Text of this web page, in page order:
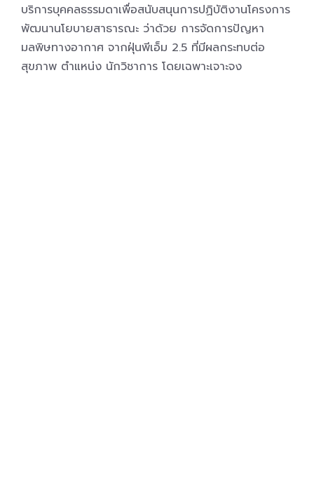
บริการบุคคลธรรมดาเพื่อสนับสนุนการปฏิบัติงานโครงการ
พัฒนานโยบายสาธารณะ ว่าด้วย การจัดการปัญหา
มลพิษทางอากาศ จากฝุ่นพีเอ็ม 2.5 ที่มีผลกระทบต่อ
สุขภาพ ตำแหน่ง นักวิชาการ โดยเฉพาะเจาะจง